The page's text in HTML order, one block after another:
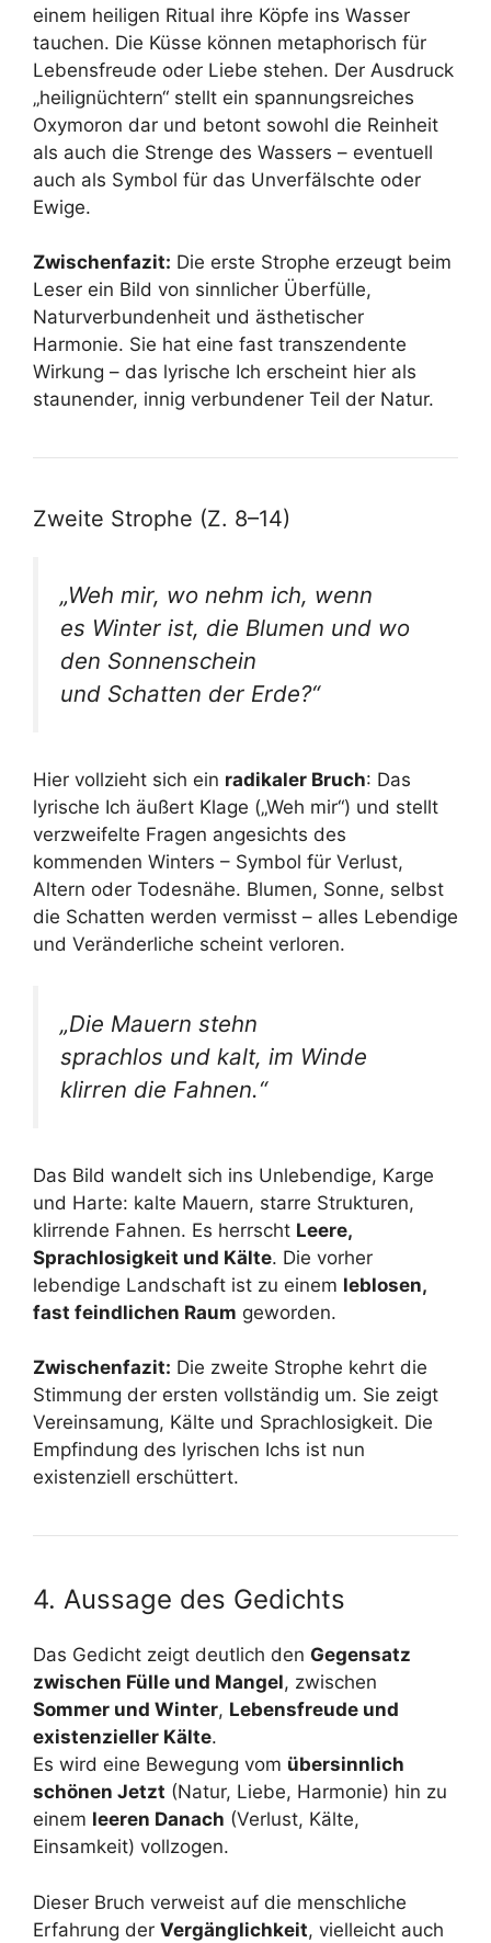
einem heiligen Ritual ihre Köpfe ins Wasser
tauchen. Die Küsse können metaphorisch für
Lebensfreude oder Liebe stehen. Der Ausdruck
„heilignüchtern“ stellt ein spannungsreiches
Oxymoron dar und betont sowohl die Reinheit
als auch die Strenge des Wassers – eventuell
auch als Symbol für das Unverfälschte oder
Ewige.
Zwischenfazit: Die erste Strophe erzeugt beim
Leser ein Bild von sinnlicher Überfülle,
Naturverbundenheit und ästhetischer
Harmonie. Sie hat eine fast transzendente
Wirkung – das lyrische Ich erscheint hier als
staunender, innig verbundener Teil der Natur.
Zweite Strophe (Z. 8–14)
„Weh mir, wo nehm ich, wenn
es Winter ist, die Blumen und wo
den Sonnenschein
und Schatten der Erde?“
Hier vollzieht sich ein radikaler Bruch: Das
lyrische Ich äußert Klage („Weh mir“) und stellt
verzweifelte Fragen angesichts des
kommenden Winters – Symbol für Verlust,
Altern oder Todesnähe. Blumen, Sonne, selbst
die Schatten werden vermisst – alles Lebendige
und Veränderliche scheint verloren.
„Die Mauern stehn
sprachlos und kalt, im Winde
klirren die Fahnen.“
Das Bild wandelt sich ins Unlebendige, Karge
und Harte: kalte Mauern, starre Strukturen,
klirrende Fahnen. Es herrscht Leere,
Sprachlosigkeit und Kälte. Die vorher
lebendige Landschaft ist zu einem leblosen,
fast feindlichen Raum geworden.
Zwischenfazit: Die zweite Strophe kehrt die
Stimmung der ersten vollständig um. Sie zeigt
Vereinsamung, Kälte und Sprachlosigkeit. Die
Empfindung des lyrischen Ichs ist nun
existenziell erschüttert.
4. Aussage des Gedichts
Das Gedicht zeigt deutlich den Gegensatz
zwischen Fülle und Mangel, zwischen
Sommer und Winter, Lebensfreude und
existenzieller Kälte.
Es wird eine Bewegung vom übersinnlich
schönen Jetzt (Natur, Liebe, Harmonie) hin zu
einem leeren Danach (Verlust, Kälte,
Einsamkeit) vollzogen.
Dieser Bruch verweist auf die menschliche
Erfahrung der Vergänglichkeit, vielleicht auch